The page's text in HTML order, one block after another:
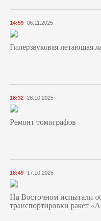
14:59 06.11.2025
Гиперзвуковая летающая
18:32 28.10.2025
Ремонт томографов
18:49 17.10.2025
На Восточном испытали
транспортировки ракет